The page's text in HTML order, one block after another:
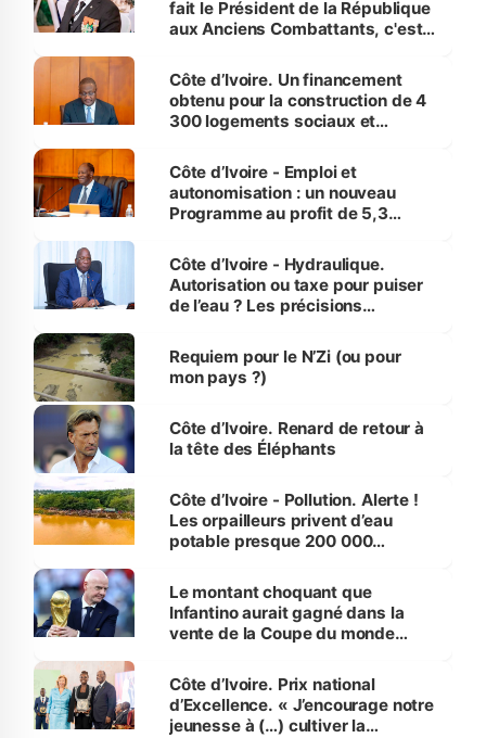
fait le Président de la République
aux Anciens Combattants, c'est
Côte d’Ivoire. Un financement
obtenu pour la construction de 4
300 logements sociaux et
et Yamoussoukro
Côte d’Ivoire - Emploi et
autonomisation : un nouveau
Programme au profit de 5,3
Côte d’Ivoire - Hydraulique.
Autorisation ou taxe pour puiser
de l’eau ? Les précisions
Requiem pour le N’Zi (ou pour
mon pays ?)
Côte d’Ivoire. Renard de retour à
la tête des Éléphants
Côte d’Ivoire - Pollution. Alerte !
Les orpailleurs privent d’eau
potable presque 200 000
Le montant choquant que
Infantino aurait gagné dans la
vente de la Coupe du monde
Côte d’Ivoire. Prix national
d’Excellence. « J’encourage notre
jeunesse à (…) cultiver la